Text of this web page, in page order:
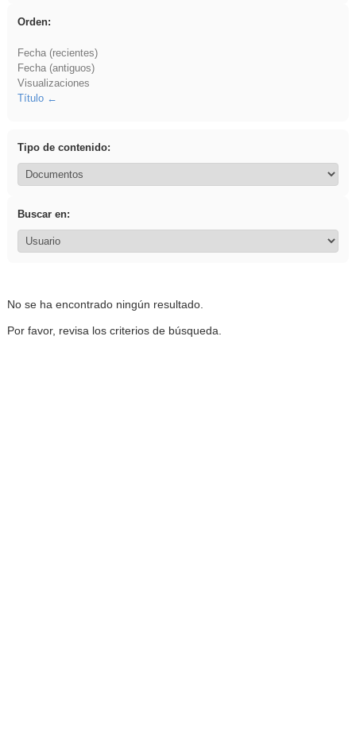
Orden:
Fecha (recientes)
Fecha (antiguos)
Visualizaciones
Título
Tipo de contenido:
Buscar en:
No se ha encontrado ningún resultado.
Por favor, revisa los criterios de búsqueda.